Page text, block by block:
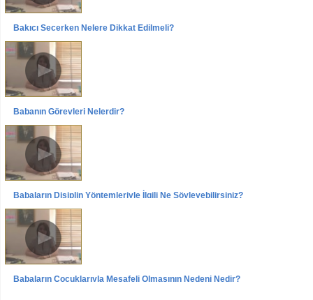
Bakıcı Seçerken Nelere Dikkat Edilmeli?
Videolar Röportajlar
Babanın Görevleri Nelerdir?
Videolar Röportajlar
Babaların Disiplin Yöntemleriyle İlgili Ne Söyleyebilirsiniz?
Videolar Röportajlar
Babaların Çocuklarıyla Mesafeli Olmasının Nedeni Nedir?